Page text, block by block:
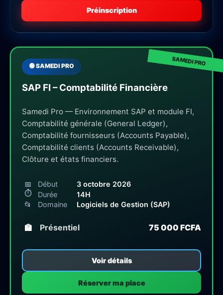
Préinscription
🟢 SAMEDI PRO
SAP FI – Comptabilité Financière
Samedi Pro — Environnement SAP et module FI,
Comptabilité générale (General Ledger),
Comptabilité fournisseurs (Accounts Payable),
Comptabilité clients (Accounts Receivable),
Clôture et états financiers.
📅 Début
3 octobre 2026
⏱
Durée
14H
📂
Domaine Logiciels de Gestion (SAP)
🏫 Présentiel 75 000 FCFA
Voir détails
Réserver ma place